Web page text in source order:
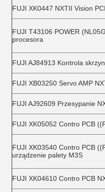
FUJI XK0447 NXTII Vision
FUJI T43106 POWER
procesora
FUJI AJ84913 Kontrola
FUJI XB03250 Servo AMP
FUJI AJ92609 Przesypanie
FUJI XK05052 Contro PCB
FUJI XK03540 Contro PCB
urządzenie palety M3S
FUJI XK04610 Contro PCB